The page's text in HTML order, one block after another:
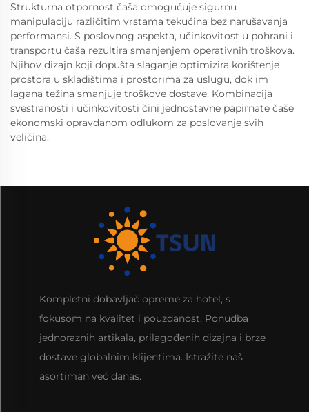
Strukturna otpornost čaša omogućuje sigurnu
manipulaciju različitim vrstama tekućina bez narušavanja
performansi. S poslovnog aspekta, učinkovitost u pohrani i
transportu čaša rezultira smanjenjem operativnih troškova.
Njihov dizajn koji dopušta slaganje optimizira korištenje
prostora u skladištima i prostorima za uslugu, dok im
lagana težina smanjuje troškove dostave. Kombinacija
svestranosti i učinkovitosti čini jednostavne papirnate čaše
ekonomski opravdanom odlukom za poslovanje svih
veličina.
Kompletni dobavljač opreme za hotel, s
fokusom na kvalitet i pouzdanost. Ponudba
jednoraznih artikala, prilagođenih dizajna i brze
dostave globalnim klijentima. Istražite naš
asortiman već danas.